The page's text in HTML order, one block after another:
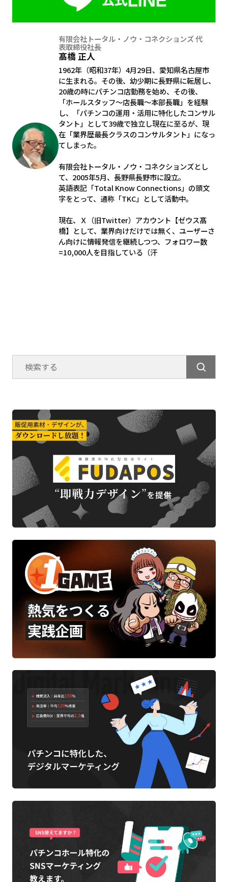
有限会社トータル・ノウ・コネクションズ 代
表取締役社長
髙橋 正人
1962年（昭和37年）4月29日、愛知県名古屋市
に生まれる。その後、幼少期に長野県に転居し、
20歳の時にパチンコ店勤務を始め、その後、
「ホールスタッフ～店長職～本部長職」を経験
し、「パチンコの運用・活用に特化したコンサル
タント」として39歳で独立し現在に至るが、現
在「業界歴最長クラスのコンサルタント」になっ
てしまった。
有限会社トータル・ノウ・コネクションズとし
て、2005年5月、長野県長野市に設立。
英語表記「Total Know Connections」の頭文
字をとって、通称「TKC」として活動中。
現在、Ｘ（旧Twitter）アカウント【ゼウス髙
橋】として、業界向けだけでは無く、ユーザーさ
ん向けに情報発信を継続しつつ、フォロワー数
=10,000人を目指している（汗